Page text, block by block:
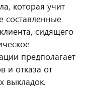
которая учит
составленные
сидящего
предполагает
и отказа от
выкладок.